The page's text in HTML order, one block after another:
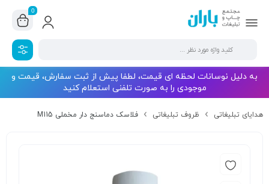
0
به دلیل نوسانات لحظه ای قیمت، لطفا پیش از ثبت سفارش، قیمت و
موجودی را به صورت تلفنی استعلام کنید
هدایای تبلیغاتی ظروف تبلیغاتی فلاسک دماسنج دار مخملی M115